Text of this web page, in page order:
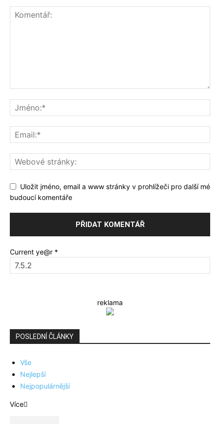
Uložit jméno, email a www stránky v prohlížeči pro další mé
budoucí komentáře
Current ye@r *
reklama
POSLEDNÍ ČLÁNKY
Vše
Nejlepší
Nejpopulárnější
Více